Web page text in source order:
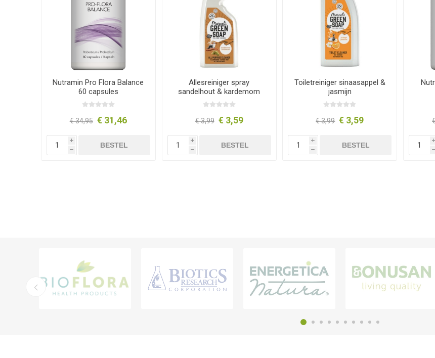
Nutramin Pro Flora Balance
60 capsules
€ 34,95 € 31,46
i
h
BESTEL
Allesreiniger spray
sandelhout & kardemom
€ 3,99 € 3,59
i
h
BESTEL
Toiletreiniger sinaasappel &
jasmijn
€ 3,99 € 3,59
i
h
BESTEL
i
h